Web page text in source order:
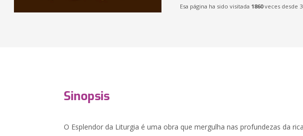
Esa página ha sido visitada 1860veces desde
Sinopsis
O Esplendor da Liturgia é uma obra que mergulha nas profundezas da rica